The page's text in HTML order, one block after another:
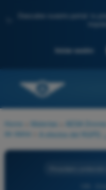
Descubre nuestro portal: tu
Iniciar sesión
Home Materias AESA
de datos